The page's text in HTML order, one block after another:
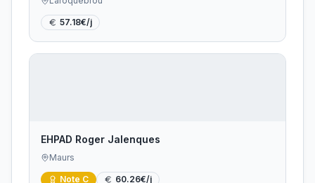
57.18€/j
EHPAD Roger Jalenques
Maurs
Note C 60.26€/j